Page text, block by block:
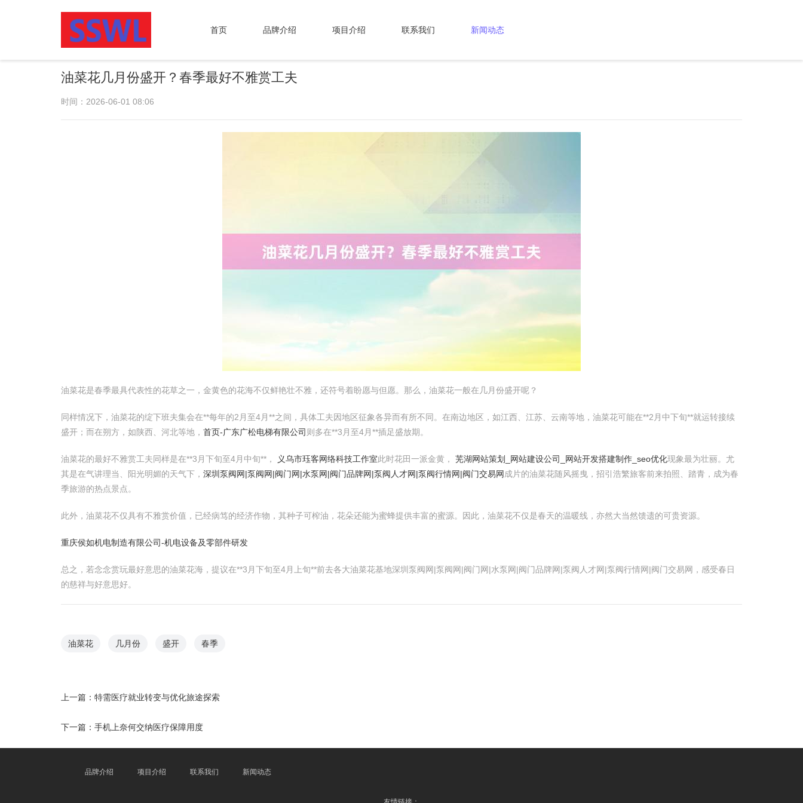
首页 品牌介绍 项目介绍 联系我们 新闻动态
油菜花几月份盛开？春季最好不雅赏工夫
时间：2026-06-01 08:06
油菜花是春季最具代表性的花草之一，金黄色的花海不仅鲜艳壮不雅，还符号着盼愿与但愿。那么，油菜花一般在几月份盛开呢？
同样情况下，油菜花的绽下班夫集会在**每年的2月至4月**之间，具体工夫因地区征象各异而有所不同。在南边地区，如江西、江苏、云南等地，油菜花可能在**2月中下旬**就运转接续
盛开；而在朔方，如陕西、河北等地， 首页-广东广松电梯有限公司 则多在**3月至4月**插足盛放期。
油菜花的最好不雅赏工夫同样是在**3月下旬至4月中旬**， 义乌市珏客网络科技工作室此时花田一派金黄， 芜湖网站策划_网站建设公司_网站开发搭建制作_seo优化现象最为壮丽。尤
其是在气讲理当、阳光明媚的天气下， 深圳泵阀网|泵阀网|阀门网|水泵网|阀门品牌网|泵阀人才网|泵阀行情网|阀门交易网 成片的油菜花随风摇曳，招引浩繁旅客前来拍照、踏青，成为春
季旅游的热点景点。
此外，油菜花不仅具有不雅赏价值，已经病笃的经济作物，其种子可榨油，花朵还能为蜜蜂提供丰富的蜜源。因此，油菜花不仅是春天的温暖线，亦然大当然馈遗的可贵资源。
重庆侯如机电制造有限公司-机电设备及零部件研发
总之，若念念赏玩最好意思的油菜花海，提议在**3月下旬至4月上旬**前去各大油菜花基地深圳泵阀网|泵阀网|阀门网|水泵网|阀门品牌网|泵阀人才网|泵阀行情网|阀门交易网，感受春日
的慈祥与好意思好。
油菜花 几月份 盛开 春季
上一篇： 特需医疗就业转变与优化旅途探索
下一篇： 手机上奈何交纳医疗保障用度
品牌介绍 项目介绍 联系我们 新闻动态